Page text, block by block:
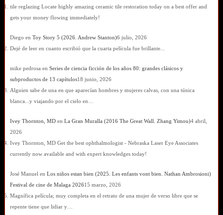
tile reglazing Locate highly amazing ceramic tile restoration today on a best offer and
gets your money flowing immediately!
Diego en Toy Story 5 (2026. Andrew Stanton)6 julio, 2026
Dejé de leer en cuanto escribió que la cuarta película fue brillante...
mike pedrosa en Series de ciencia ficción de los años 80: grandes clásicos y
subproductos de 13 capítulos18 junio, 2026
Alguien sabe de una en que aparecían hombres y mujeres calvas, con una túnica
blanca...y viajando por el cielo en…
Ivey Thornton, MDen La Gran Muralla (2016 The Great Wall. Zhang Yimou)4 abril,
2026
Ivey Thornton, MD Get the best ophthalmologist - Nebraska Laser Eye Associates
currently now available and with expert knowledges today!
José Manuel en Los niños estan bien (2025. Les enfants vont bien. Nathan Ambrosioni)
Festival de cine de Malaga 202615 marzo, 2026
Magnífica película; muy completa en el retrato de una mujer de verso libre que se
repente tiene que lidiar y…